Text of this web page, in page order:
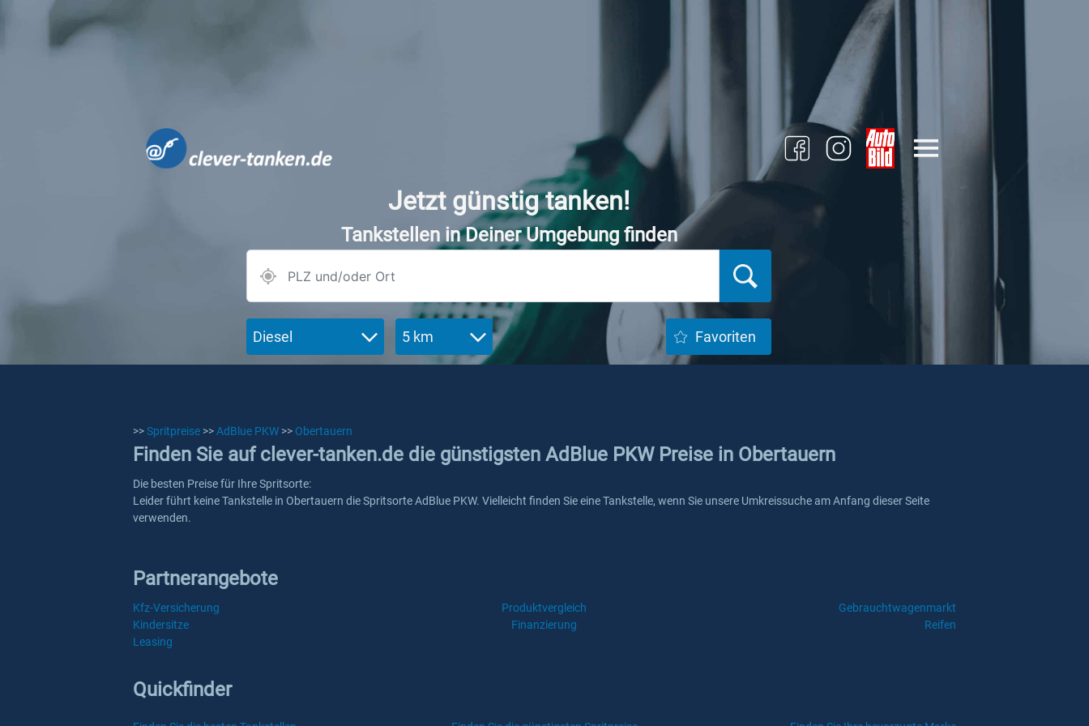
Jetzt günstig tanken!
Tankstellen in Deiner Umgebung finden
Diesel 5 km Favoriten
>>Spritpreise >>AdBlue PKW >> Obertauern
Finden Sie auf clever-tanken.de die günstigsten AdBlue PKW Preise in Obertauern
Die besten Preise für Ihre Spritsorte:
Leider führt keine Tankstelle in Obertauern die Spritsorte AdBlue PKW. Vielleicht finden Sie eine Tankstelle, wenn Sie unsere Umkreissuche am Anfang dieser Seite
verwenden.
Partnerangebote
Kfz-Versicherung Produktvergleich
Gebrauchtwagenmarkt
Kindersitze
Finanzierung
Reifen
Leasing
Quickfinder